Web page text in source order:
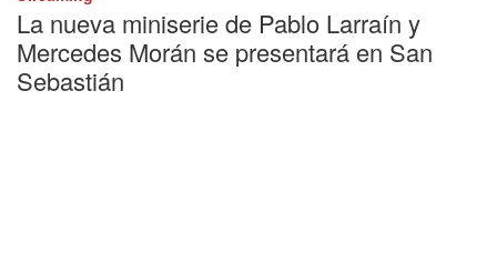
La nueva miniserie de Pablo Larraín y
Mercedes Morán se presentará en San
Sebastián